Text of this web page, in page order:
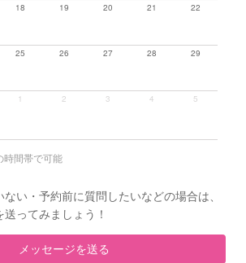
18 19 20 21 22
25 26 27 28 29
1 2 3 4 5
時間帯で可能
い・予約前に質問したいなどの場合は、
ってみましょう！
メッセージを送る